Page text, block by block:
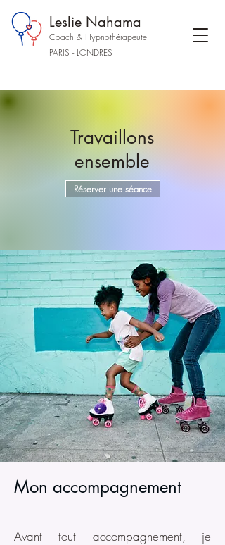
Leslie Nahama
Coach & Hypnothérapeute
PARIS - LONDRES
Travaillons
ensemble
Réserver une séance
Mon accompagnement
Avant tout accompagnement, je